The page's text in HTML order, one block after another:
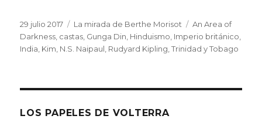
Publicado
el
29 julio 2017 Categorías
La mirada de Berthe Morisot Etiquetas
An Area of
Darkness castas Gunga Din Hinduismo Imperio británico
India Kim N.S. Naipaul Rudyard Kipling ,Trinidad y Tobago
LOS PAPELES DE VOLTERRA